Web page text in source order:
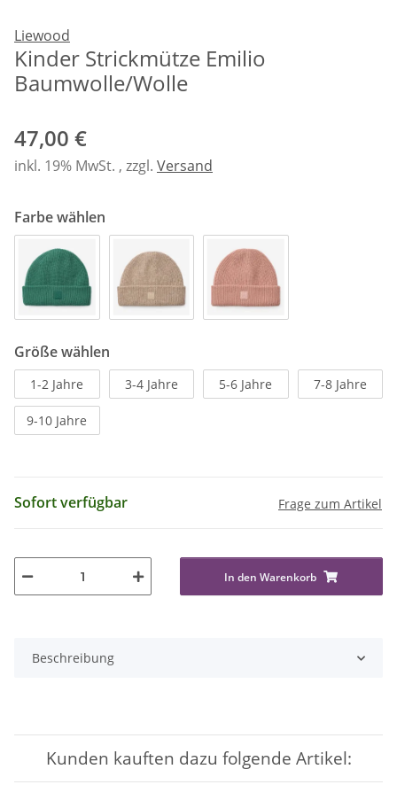
Liewood
Kinder Strickmütze Emilio
Baumwolle/Wolle
47,00 €
inkl. 19% MwSt. , zzgl. Versand
Farbe wählen
Größe wählen
1-2 Jahre 3-4 Jahre 5-6 Jahre 7-8 Jahre
9-10 Jahre
Sofort verfügbar Frage zum Artikel
In den Warenkorb
Beschreibung
Kunden kauften dazu folgende Artikel: